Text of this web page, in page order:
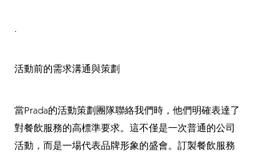
活動前的需求溝通與策劃
當Prada的活動策劃團隊聯絡我們時，他們明確表達了
對餐飲服務的高標準要求。這不僅是一次普通的公司
活動，而是一場代表品牌形象的盛會。訂製餐飲服務